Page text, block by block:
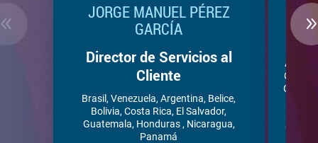
JORGE MANUEL PÉREZ
GARCÍA
Director de Servicios al
Cliente
Brasil, Venezuela, Argentina, Belice,
Bolivia, Costa Rica, El Salvador,
Guatemala, Honduras , Nicaragua,
Panamá
Chile,